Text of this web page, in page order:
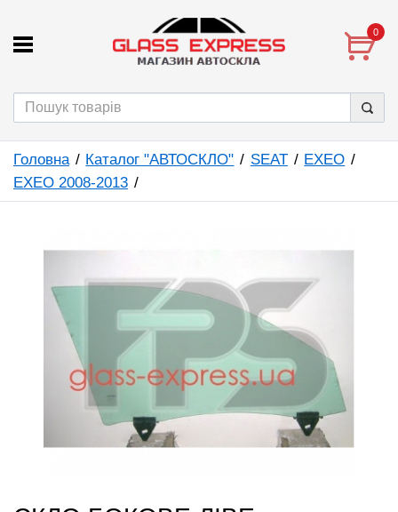
0
Головна Каталог "АВТОСКЛО" SEAT
EXEO
EXEO 2008-2013